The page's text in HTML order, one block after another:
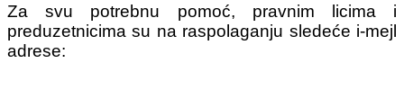
Za svu potrebnu pomoć, pravnim licima i
preduzetnicima su na raspolaganju sledeće i-mejl
adrese: